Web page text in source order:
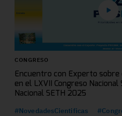
CONGRESO
Encuentro con Experto sobre
en el LXVII Congreso Nacional
Nacional SETH 2025
#NovedadesCientificas